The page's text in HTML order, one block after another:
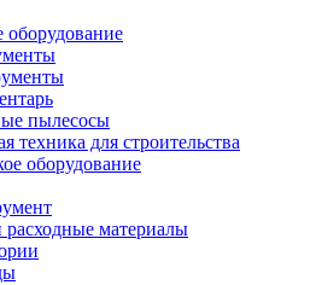
оборудование
пылесосы
техника для строительства
оборудование
расходные материалы